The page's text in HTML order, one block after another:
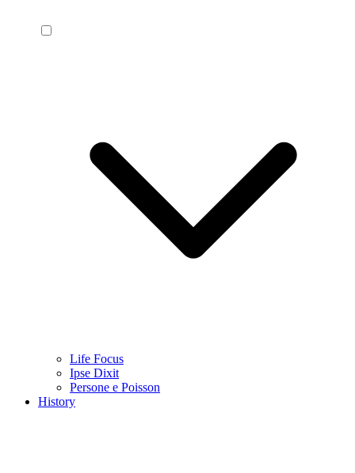
Life Focus
Ipse Dixit
Persone e Poisson
History